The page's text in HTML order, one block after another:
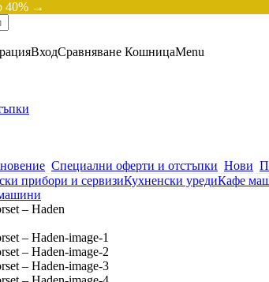
40% →
ВходСравняване КошницаMenu
Специални оферти и отстъпки Нови
прибори и сервизиКухненски уредиКафе